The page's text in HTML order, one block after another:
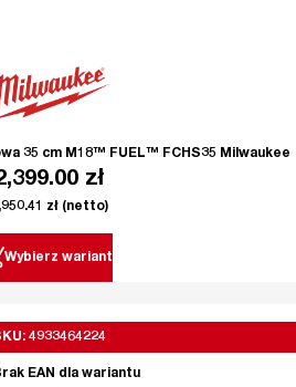
35 cm M18™ FUEL™ FCHS35 Milwaukee
zł
zł(netto)
Wybierz wariant
4933464224
EAN dla wariantu